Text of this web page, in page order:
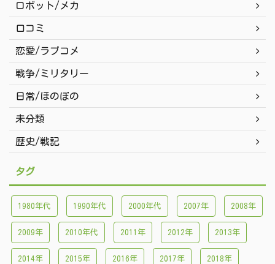
ロボット/メカ
口コミ
恋愛/ラブコメ
戦争/ミリタリー
日常/ほのぼの
未分類
歴史/戦記
タグ
1980年代 1990年代 2000年代 2007年 2008年
2009年 2010年代 2011年 2012年 2013年
2014年 2015年 2016年 2017年 2018年